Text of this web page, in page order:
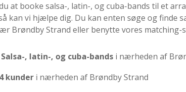
at booke salsa-, latin-, og cuba-bands til et
kan vi hjælpe dig. Du kan enten søge og finde
Brøndby Strand eller benytte vores matching-
Salsa-, latin-, og cuba-bands i nærheden af
kunder i nærheden af Brøndby Strand